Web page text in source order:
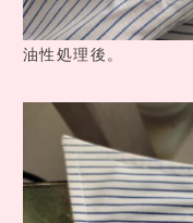
油性処理後。